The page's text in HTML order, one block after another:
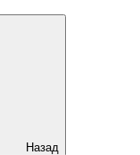
Назад